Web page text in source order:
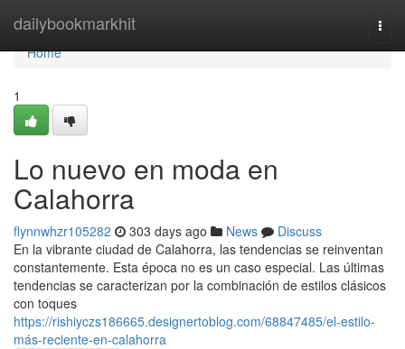
dailybookmarkhit
Home
Home
1
Lo nuevo en moda en
Calahorra
flynnwhzr105282 303 days ago News
Discuss
En la vibrante ciudad de Calahorra, las tendencias se reinventan
constantemente. Esta época no es un caso especial. Las últimas
tendencias se caracterizan por la combinación de estilos clásicos
con toques
https://rishiyczs186665.designertoblog.com/68847485/el-estilo-
más-reciente-en-calahorra